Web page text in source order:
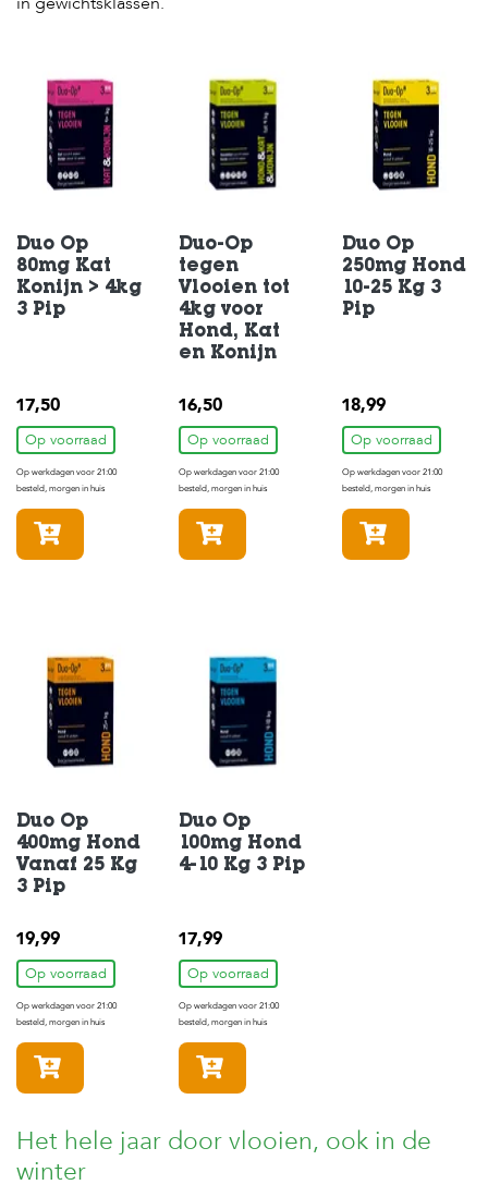
e
K
l
a
n
e
r
v
i
c
e
Duo Op
80mg Kat
Konijn > 4kg
3 Pip
17,50
Op voorraad
Op werkdagen voor 21:00
besteld, morgen in huis
In winkelmandje
Duo-Op
tegen
Vlooien tot
4kg voor
Hond, Kat
en Konijn
16,50
Op voorraad
Op werkdagen voor 21:00
besteld, morgen in huis
In winkelmandje
Duo Op
250mg Hond
10-25 Kg 3
Pip
18,99
Op voorraad
Op werkdagen voor 21:00
besteld, morgen in huis
Duo Op
400mg Hond
Vanaf 25 Kg
3 Pip
19,99
Op voorraad
Op werkdagen voor 21:00
besteld, morgen in huis
In winkelmandje
Duo Op
100mg Hond
4-10 Kg 3 Pip
17,99
Op voorraad
Op werkdagen voor 21:00
besteld, morgen in huis
Het hele jaar door vlooien, ook in de
winter